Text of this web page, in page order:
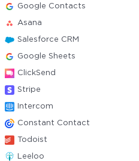
Google Contacts
Asana
Salesforce CRM
Google Sheets
ClickSend
Stripe
Intercom
Constant Contact
Todoist
Leeloo